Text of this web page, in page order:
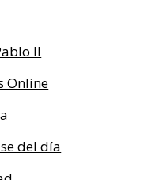
II
Online
del día